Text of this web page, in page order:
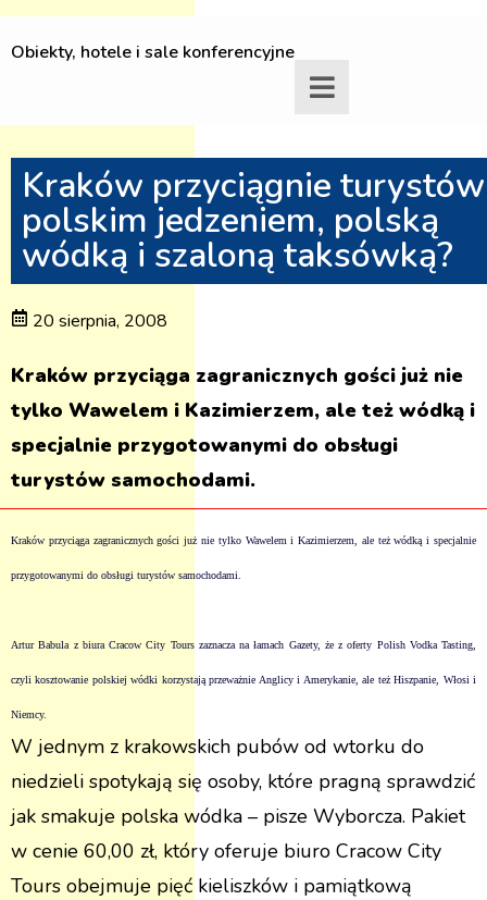
Obiekty, hotele i sale konferencyjne
Kraków przyciągnie turystów
polskim jedzeniem, polską
wódką i szaloną taksówką?
20 sierpnia, 2008
Kraków przyciąga zagranicznych gości już nie
tylko Wawelem i Kazimierzem, ale też wódką i
specjalnie przygotowanymi do obsługi
turystów samochodami.
Kraków przyciąga zagranicznych gości już nie tylko Wawelem i Kazimierzem, ale też wódką i specjalnie
przygotowanymi do obsługi turystów samochodami.
Artur Babula z biura Cracow City Tours zaznacza na łamach Gazety, że z oferty Polish Vodka Tasting,
czyli kosztowanie polskiej wódki korzystają przeważnie Anglicy i Amerykanie, ale też Hiszpanie, Włosi i
Niemcy.
W jednym z krakowskich pubów od wtorku do
niedzieli spotykają się osoby, które pragną sprawdzić
jak smakuje polska wódka – pisze Wyborcza. Pakiet
w cenie 60,00 zł, który oferuje biuro Cracow City
Tours obejmuje pięć kieliszków i pamiątkową